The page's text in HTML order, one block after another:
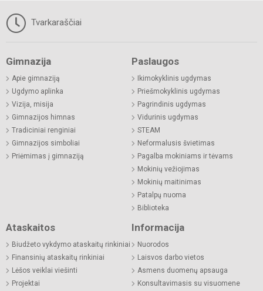
Tvarkaraščiai
Gimnazija
Apie gimnaziją
Ugdymo aplinka
Vizija, misija
Gimnazijos himnas
Tradiciniai renginiai
Gimnazijos simboliai
Priėmimas į gimnaziją
Paslaugos
Ikimokyklinis ugdymas
Priešmokyklinis ugdymas
Pagrindinis ugdymas
Vidurinis ugdymas
STEAM
Neformalusis švietimas
Pagalba mokiniams ir tėvams
Mokinių vežiojimas
Mokinių maitinimas
Patalpų nuoma
Biblioteka
Ataskaitos
Biudžeto vykdymo ataskaitų rinkiniai
Finansinių ataskaitų rinkiniai
Lėšos veiklai viešinti
Projektai
Informacija
Nuorodos
Laisvos darbo vietos
Asmens duomenų apsauga
Konsultavimasis su visuomene